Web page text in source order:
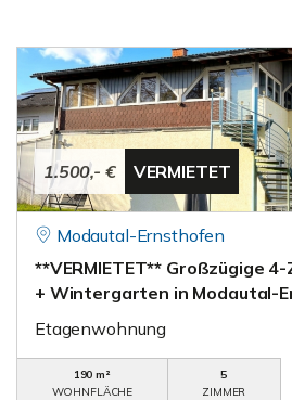
1.500,- € VERMIETET
Modautal-Ernsthofen
**VERMIETET** Großzügige
+ Wintergarten in Modautal-
Etagenwohnung
190 m²
WOHNFLÄCHE
5
ZIMMER